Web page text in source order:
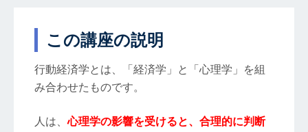
この講座の説明
行動経済学とは、「経済学」と「心理学」を組
み合わせたものです。
人は、心理学の影響を受けると、合理的に判断